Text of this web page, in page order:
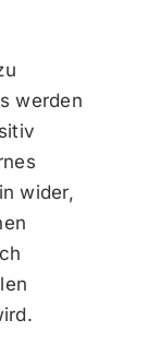
werden
wider,